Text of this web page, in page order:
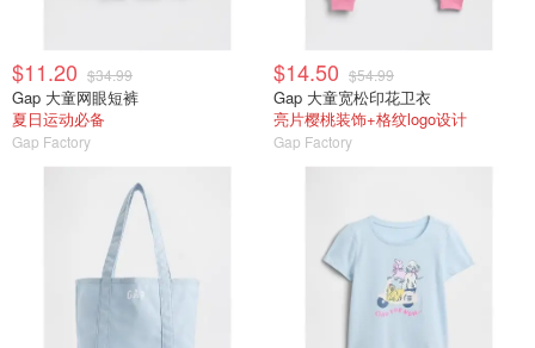
$11.20 $34.99
Gap 大童网眼短裤
夏日运动必备
Gap Factory
$14.50 $54.99
Gap 大童宽松印花卫衣
亮片樱桃装饰+格纹logo设计
Gap Factory